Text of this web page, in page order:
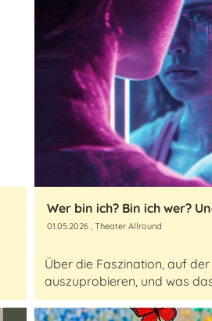
Wer bin ich? Bin ich wer?
01.05.2026, Theater Allround
Über die Faszination, auf
auszuprobieren, und was